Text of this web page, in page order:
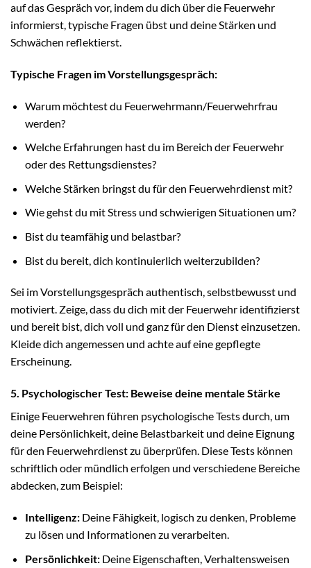
auf das Gespräch vor, indem du dich über die Feuerwehr
informierst, typische Fragen übst und deine Stärken und
Schwächen reflektierst.
Typische Fragen im Vorstellungsgespräch:
Warum möchtest du Feuerwehrmann/Feuerwehrfrau
werden?
Welche Erfahrungen hast du im Bereich der Feuerwehr
oder des Rettungsdienstes?
Welche Stärken bringst du für den Feuerwehrdienst mit?
Wie gehst du mit Stress und schwierigen Situationen um?
Bist du teamfähig und belastbar?
Bist du bereit, dich kontinuierlich weiterzubilden?
Sei im Vorstellungsgespräch authentisch, selbstbewusst und
motiviert. Zeige, dass du dich mit der Feuerwehr identifizierst
und bereit bist, dich voll und ganz für den Dienst einzusetzen.
Kleide dich angemessen und achte auf eine gepflegte
Erscheinung.
5. Psychologischer Test: Beweise deine mentale Stärke
Einige Feuerwehren führen psychologische Tests durch, um
deine Persönlichkeit, deine Belastbarkeit und deine Eignung
für den Feuerwehrdienst zu überprüfen. Diese Tests können
schriftlich oder mündlich erfolgen und verschiedene Bereiche
abdecken, zum Beispiel:
Intelligenz:Deine Fähigkeit, logisch zu denken, Probleme
zu lösen und Informationen zu verarbeiten.
Persönlichkeit:Deine Eigenschaften, Verhaltensweisen